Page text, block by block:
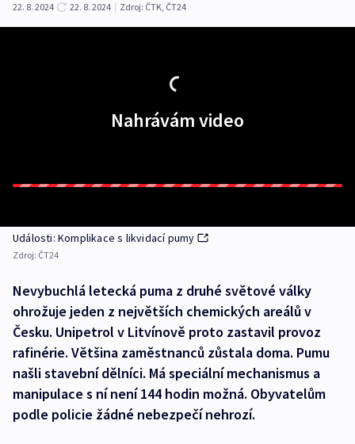
22. 8. 2024
22. 8. 2024 | Zdroj: ČTK, ČT24
Nahrávám video
Události: Komplikace s likvidací pumy
Zdroj: ČT24
Nevybuchlá letecká puma z druhé světové války
ohrožuje jeden z největších chemických areálů v
Česku. Unipetrol v Litvínově proto zastavil provoz
rafinérie. Většina zaměstnanců zůstala doma. Pumu
našli stavební dělníci. Má speciální mechanismus a
manipulace s ní není 144 hodin možná. Obyvatelům
podle policie žádné nebezpečí nehrozí.